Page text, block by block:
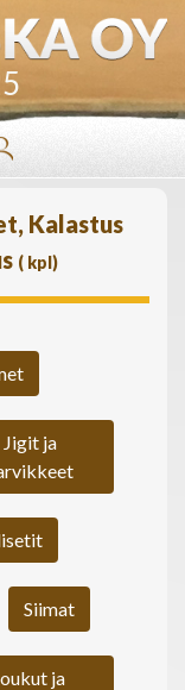
Kalastus
( kpl)
Jigit ja
Siimat
ja